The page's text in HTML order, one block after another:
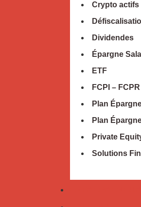
Crypto actifs
Dividendes
Épargne
ETF
FCPI – FCPR
Plan
Plan
Private
Solutions